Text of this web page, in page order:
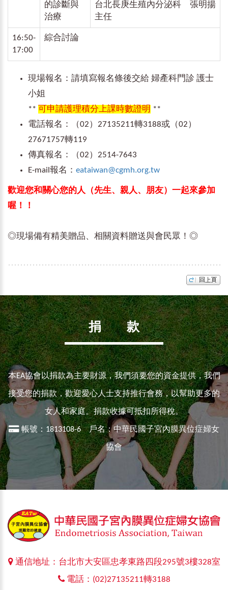
的診斷與
治療
台北長庚生殖內分泌科 張明揚
主任
16:50-
17:00
綜合討論
現場報名：請填寫報名條後交給 婦產科門診 護士
小姐
** 可申請護理積分上課時數證明 **
電話報名：（02）27135211轉3188或（02）
27671757轉119
傳真報名：（02）2514-7643
E-mail報名： eataiwan@cgmh.org.tw
歡迎您和關心您的人（先生、親人、朋友）一起來參加
喔！！
◎現場備有精美贈品、相關資料贈送與會民眾！◎
捐 款
本EA協會以捐款為主要財源，我們須要您的資金提供，我們
接受您的捐款，歡迎愛心人士支持推行會務，以幫助更多的
女人和家庭。捐款收據可抵扣所得稅。
帳號：1813108-6 戶名：中華民國子宮內膜異位症婦女
協會
通信地址：台北市大安區忠孝東路四段295號3樓328室
電話：(02)27135211轉3188